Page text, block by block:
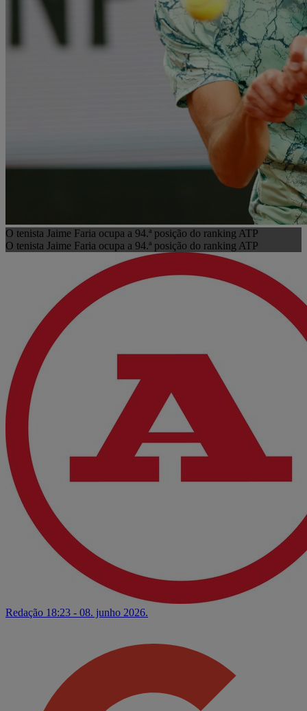
O tenista Jaime Faria ocupa a 94.ª posição do ranking ATP
O tenista Jaime Faria ocupa a 94.ª posição do ranking ATP
Redação 18:23 - 08. junho 2026.